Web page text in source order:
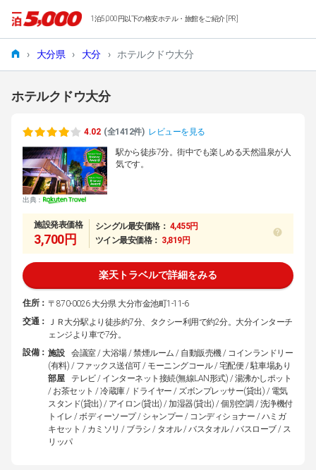
1泊5,000円以下の格安ホテル・旅館をご紹介 [PR]
› 大分県 › 大分 › ホテルクドウ大分
ホテルクドウ大分
4.02 (全1412件) レビューを見る
出典：
駅から徒歩7分。街中でも楽しめる天然温泉が人
気です。
施設発表価格
3,700円
シングル最安価格： 4,455円
ツイン最安価格： 3,819円
楽天トラベルで詳細をみる
住所： 〒870-0026 大分県 大分市金池町1-11-6
交通：
ＪＲ大分駅より徒歩約7分、タクシー利用で約2分。大分インターチ
ェンジより車で7分。
設備： 施設
会議室 / 大浴場 / 禁煙ルーム / 自動販売機 / コインランドリー
(有料) / ファックス送信可 / モーニングコール / 宅配便 / 駐車場あり
部屋
テレビ / インターネット接続(無線LAN形式) / 湯沸かしポット
/ お茶セット / 冷蔵庫 / ドライヤー / ズボンプレッサー(貸出) / 電気
スタンド(貸出) / アイロン(貸出) / 加湿器(貸出) / 個別空調 / 洗浄機付
トイレ / ボディーソープ / シャンプー / コンディショナー / ハミガ
キセット / カミソリ / ブラシ / タオル / バスタオル / バスローブ / ス
リッパ